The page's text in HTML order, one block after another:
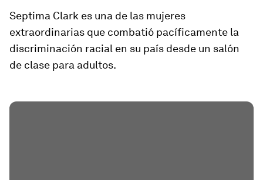
Septima Clark es una de las mujeres
extraordinarias que combatió pacíficamente la
discriminación racial en su país desde un salón
de clase para adultos.